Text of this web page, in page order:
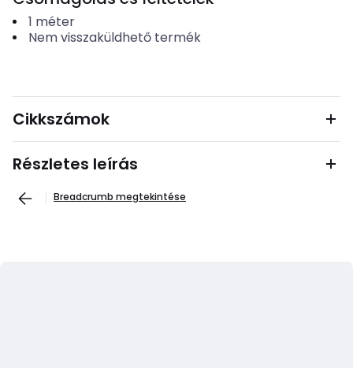
1 méter
Nem visszaküldhető termék
Cikkszámok
Részletes leírás
Breadcrumb megtekintése